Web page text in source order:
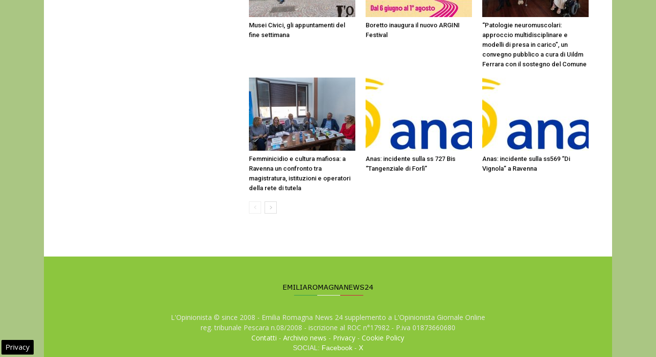
Musei Civici, gli appuntamenti del
fine settimana
Boretto inaugura il nuovo ARGINI
Festival
“Patologie neuromuscolari:
approccio multidisciplinare e
modelli di presa in carico”, un
convegno pubblico a cura di Uildm
Ferrara con il sostegno del Comune
Femminicidio e cultura mafiosa: a
Ravenna un confronto tra
magistratura, istituzioni e operatori
della rete di tutela
Anas: incidente sulla ss 727 Bis
“Tangenziale di Forlì”
Anas: incidente sulla ss569 “Di
Vignola” a Ravenna
L'Opinionista © since 2008 - Emilia Romagna News 24 supplemento a L'Opinionista Giornale Online
reg. tribunale Pescara n.08/2008 - iscrizione al ROC n°17982 - P.iva 01873660680
Contatti -Archivio news - Privacy -Cookie Policy
SOCIAL: Facebook- X
Privacy